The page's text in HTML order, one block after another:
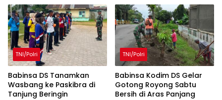
TNI/Polri
Babinsa DS Tanamkan
Wasbang ke Paskibra di
Tanjung Beringin
TNI/Polri
Babinsa Kodim DS Gelar
Gotong Royong Sabtu
Bersih di Aras Panjang